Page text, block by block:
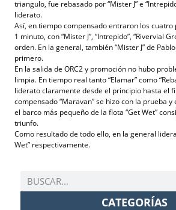
triangulo, fue rebasado por “Mister J” e
liderato.
Así, en tiempo compensado entraron los
1 minuto, con “Mister J”, “Intrepido”, “Rivervial
orden. En la general, también “Mister J” de
primero.
En la salida de ORC2 y promoción no hubo
limpia. En tiempo real tanto “Elamar” como
liderato claramente desde el principio hasta el
compensado “Maravan” se hizo con la prueba
el barco más pequeño de la flota “Get Wet”
triunfo.
Como resultado de todo ello, en la general
Wet” respectivamente.
CATEGORÍAS